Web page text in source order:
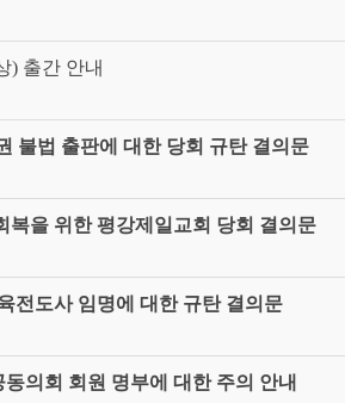
) 출간 안내
불법 출판에 대한 당회 규탄 결의문
복을 위한 평강제일교회 당회 결의문
전도사 임명에 대한 규탄 결의문
의회 회원 명부에 대한 주의 안내